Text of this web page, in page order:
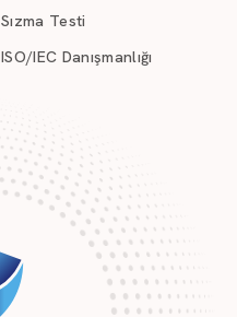
Sızma Testi
ISO/IEC Danışmanlığı